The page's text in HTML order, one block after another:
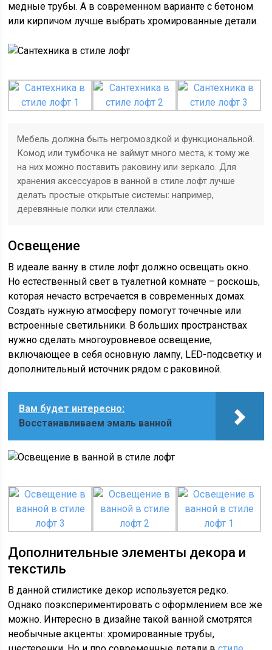
медные трубы. А в современном варианте с бетоном
или кирпичом лучше выбрать хромированные детали.
Мебель должна быть негромоздкой и функциональной.
Комод или тумбочка не займут много места, к тому же
на них можно поставить раковину или зеркало. Для
хранения аксессуаров в ванной в стиле лофт лучше
делать простые открытые системы: например,
деревянные полки или стеллажи.
Освещение
В идеале ванну в стиле лофт должно освещать окно.
Но естественный свет в туалетной комнате – роскошь,
которая нечасто встречается в современных домах.
Создать нужную атмосферу помогут точечные или
встроенные светильники. В больших пространствах
нужно сделать многоуровневое освещение,
включающее в себя основную лампу, LED-подсветку и
дополнительный источник рядом с раковиной.
Вам будет интересно:
Восстанавливаем эмаль ванной
Дополнительные элементы декора и
текстиль
В данной стилистике декор используется редко.
Однако поэкспериментировать с оформлением все же
можно. Интересно в дизайне такой ванной смотрятся
необычные акценты: хромированные трубы,